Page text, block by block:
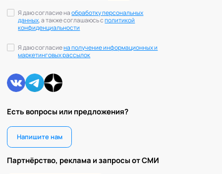
Есть вопросы или предложения?
Напишите нам
Партнёрство, реклама и запросы от СМИ
Я даю согласие наобработку персональных
данных, а также соглашаюсь сполитикой
конфиденциальности
Я даю согласиена получение информационных и
маркетинговых рассылок